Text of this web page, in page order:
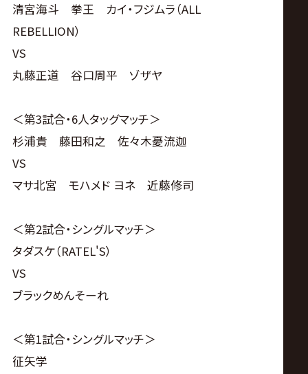
清宮海斗 拳王 カイ・フジムラ（ALL
REBELLION）
VS
丸藤正道 谷口周平 ゾザヤ
＜第3試合・6人タッグマッチ＞
杉浦貴 藤田和之 佐々木憂流迦
VS
マサ北宮 モハメド ヨネ 近藤修司
＜第2試合・シングルマッチ＞
タダスケ（RATEL'S）
VS
ブラックめんそーれ
＜第1試合・シングルマッチ＞
征矢学